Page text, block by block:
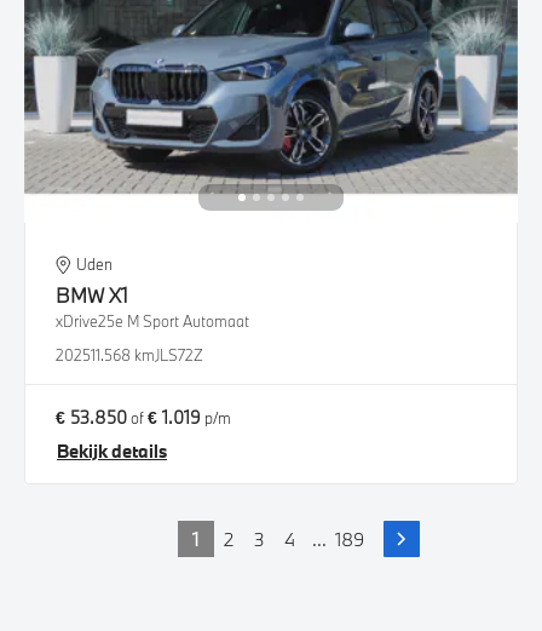
Uden
BMWX1
xDrive25e M Sport Automaat
202511.568 kmJLS72Z
€ 53.850of€ 1.019 p/m
Bekijk details
1 2 3 4 ... 189